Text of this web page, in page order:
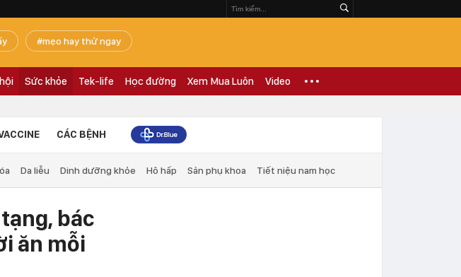
mẹo hay thử ngay
Sức khỏe Tek-life Học đường Xem Mua Luôn Video
CÁC BỆNH
Da liễu Dinh dưỡng khỏe Hô hấp Sản phụ khoa Tiết niệu nam học
bác
ăn mỗi